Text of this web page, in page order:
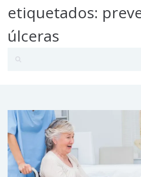
etiquetados:
úlceras